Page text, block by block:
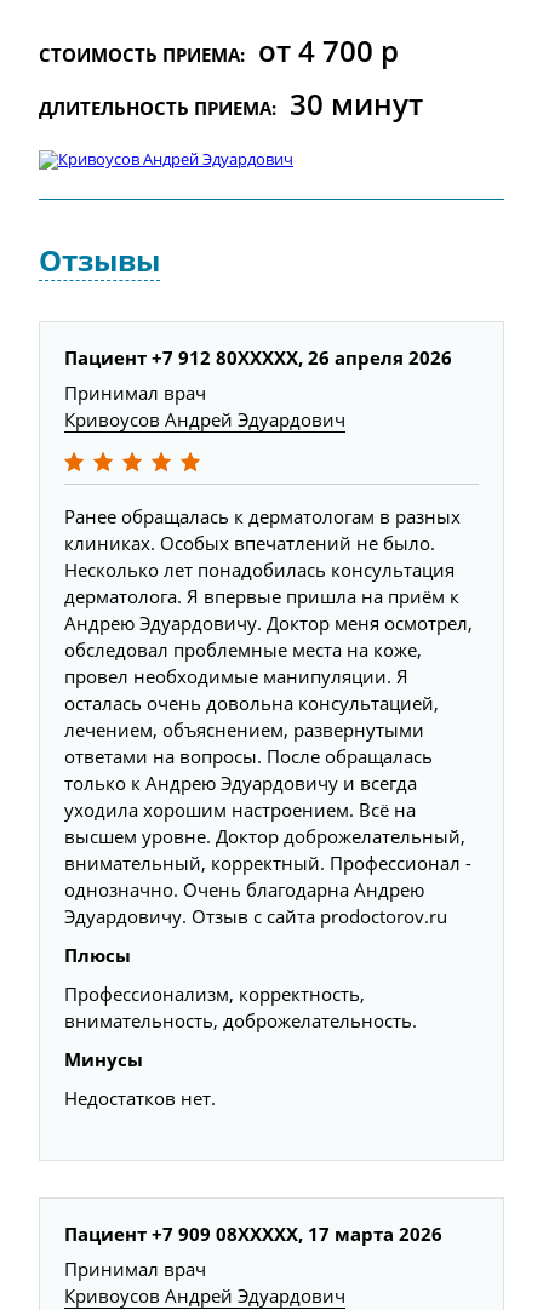
СТОИМОСТЬ ПРИЕМА: от 4 700 р
ДЛИТЕЛЬНОСТЬ ПРИЕМА: 30 минут
Отзывы
Пациент +7 912 80XXXXX, 26 апреля 2026
Принимал врач
Кривоусов Андрей Эдуардович
Ранее обращалась к дерматологам в разных
клиниках. Особых впечатлений не было.
Несколько лет понадобилась консультация
дерматолога. Я впервые пришла на приём к
Андрею Эдуардовичу. Доктор меня осмотрел,
обследовал проблемные места на коже,
провел необходимые манипуляции. Я
осталась очень довольна консультацией,
лечением, объяснением, развернутыми
ответами на вопросы. После обращалась
только к Андрею Эдуардовичу и всегда
уходила хорошим настроением. Всё на
высшем уровне. Доктор доброжелательный,
внимательный, корректный. Профессионал -
однозначно. Очень благодарна Андрею
Эдуардовичу. Отзыв с сайта prodoctorov.ru
Плюсы
Профессионализм, корректность,
внимательность, доброжелательность.
Минусы
Недостатков нет.
Пациент +7 909 08XXXXX, 17 марта 2026
Принимал врач
Кривоусов Андрей Эдуардович